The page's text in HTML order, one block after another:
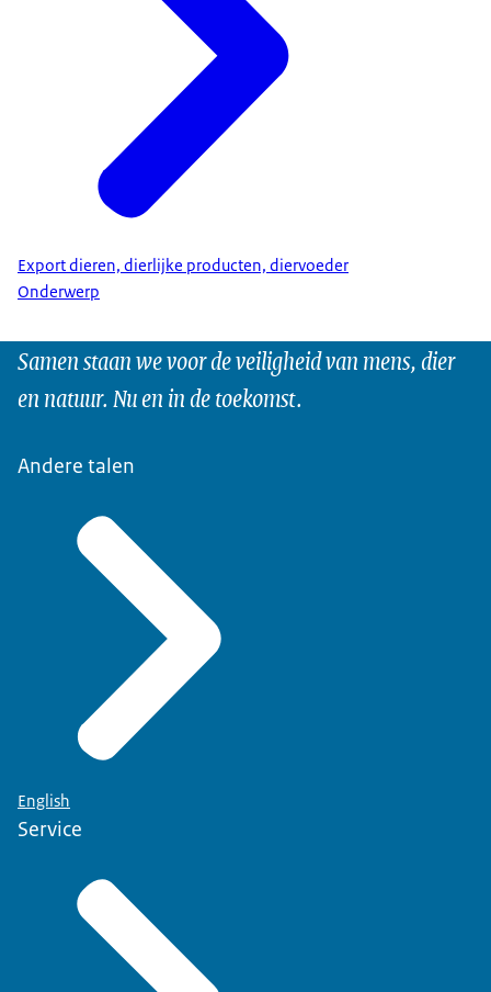
Export dieren, dierlijke producten, diervoeder
Onderwerp
Samen staan we voor de veiligheid van mens, dier
en natuur. Nu en in de toekomst.
Andere talen
English
Service